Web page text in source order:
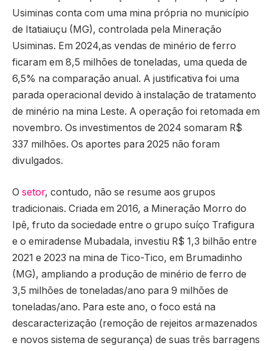
Usiminas conta com uma mina própria no município
de Itatiaiuçu (MG), controlada pela Mineração
Usiminas. Em 2024,as vendas de minério de ferro
ficaram em 8,5 milhões de toneladas, uma queda de
6,5% na comparação anual. A justificativa foi uma
parada operacional devido à instalação de tratamento
de minério na mina Leste. A operação foi retomada em
novembro. Os investimentos de 2024 somaram R$
337 milhões. Os aportes para 2025 não foram
divulgados.
O setor, contudo, não se resume aos grupos
tradicionais. Criada em 2016, a Mineração Morro do
Ipê, fruto da sociedade entre o grupo suíço Trafigura
e o emiradense Mubadala, investiu R$ 1,3 bilhão entre
2021 e 2023 na mina de Tico-Tico, em Brumadinho
(MG), ampliando a produção de minério de ferro de
3,5 milhões de toneladas/ano para 9 milhões de
toneladas/ano. Para este ano, o foco está na
descaracterização (remoção de rejeitos armazenados
e novos sistema de segurança) de suas três barragens